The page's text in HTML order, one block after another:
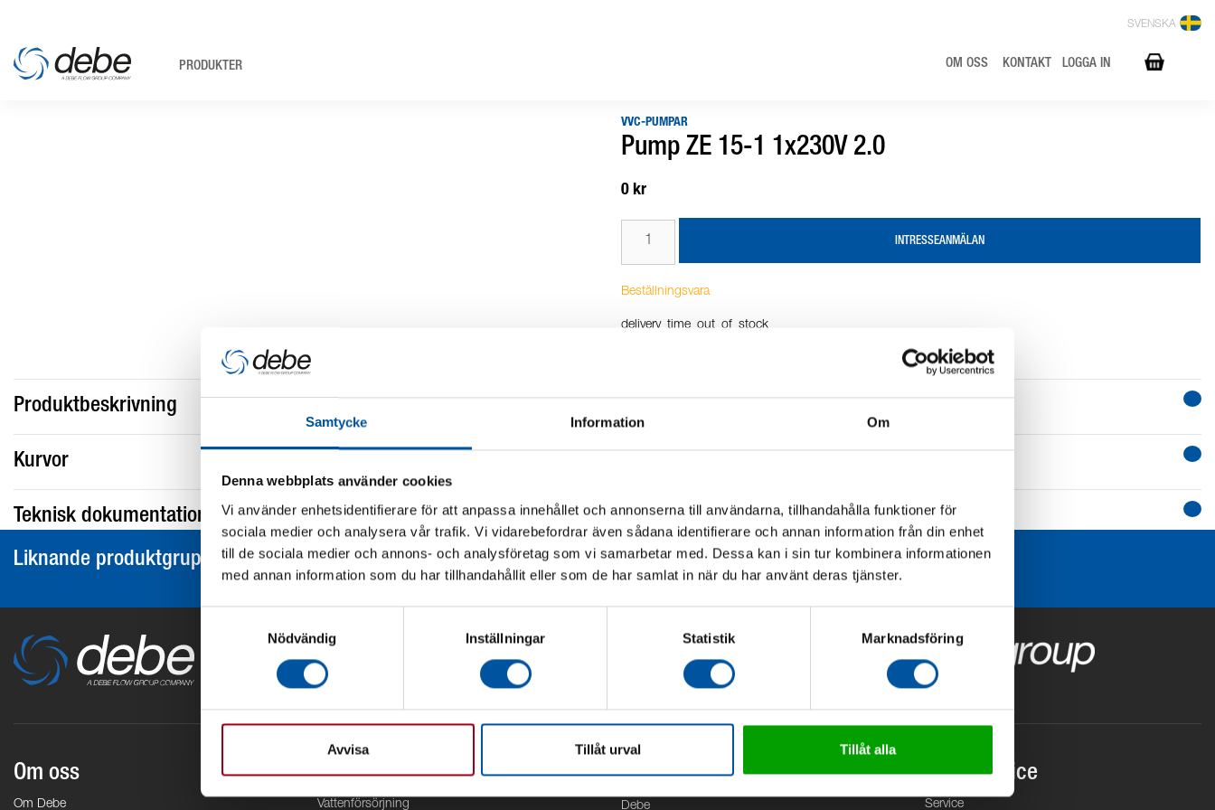
Samtycke Information Om
Denna webbplats använder cookies
Vi använder enhetsidentifierare för att anpassa innehållet och annonserna till användarna, tillhandahålla funktioner för
sociala medier och analysera vår trafik. Vi vidarebefordrar även sådana identifierare och annan information från din enhet
till de sociala medier och annons- och analysföretag som vi samarbetar med. Dessa kan i sin tur kombinera informationen
med annan information som du har tillhandahållit eller som de har samlat in när du har använt deras tjänster.
Nödvändig
Inställningar Statistik Marknadsföring
Avvisa Tillåt urval Tillåt alla
SVENSKA
PRODUKTER OM OSS KONTAKT LOGGA IN
VVC-PUMPAR
Pump ZE 15-1 1x230V 2.0
0 kr
INTRESSEANMÄLAN
Beställningsvara
delivery_time_out_of_stock
Produktbeskrivning
Kurvor
Teknisk dokumentation
Liknande produktgrupper
Om oss
Om Debe
Områden
Vattenförsörjning
Kontor
Debe
Kundservice
Service